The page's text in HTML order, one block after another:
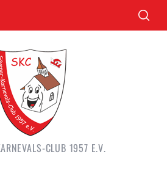
CLUB 1957 E.V.